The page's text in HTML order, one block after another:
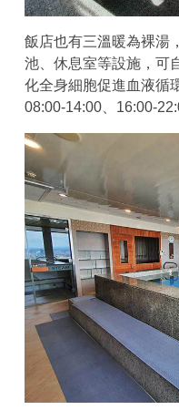
飯店也有三溫暖為裸湯
池、休息室等設施，可
化全身細胞促進血液循
08:00-14:00、16:00-